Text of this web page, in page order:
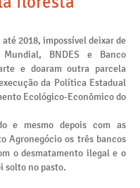
2018, impossível deixar de
BNDES e Banco
e doaram outra parcela
da Política Estadual
Ecológico-Econômico do
e mesmo depois com as
Agronegócio os três bancos
o desmatamento ilegal e o
solto no pasto.